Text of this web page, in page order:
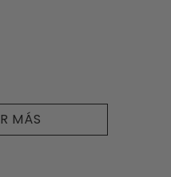
MÁS